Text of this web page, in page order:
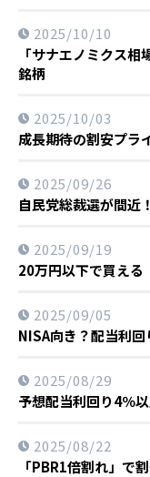
「サナエノミクス
銘柄
2025/10/10
成長期待の割安プラ
2025/10/03
自民党総裁選が間近
2025/09/26
20万円以下で買える
2025/09/19
NISA向き？配当利
2025/09/05
予想配当利回り4％
2025/08/29
「PBR1倍割れ」で
2025/08/22